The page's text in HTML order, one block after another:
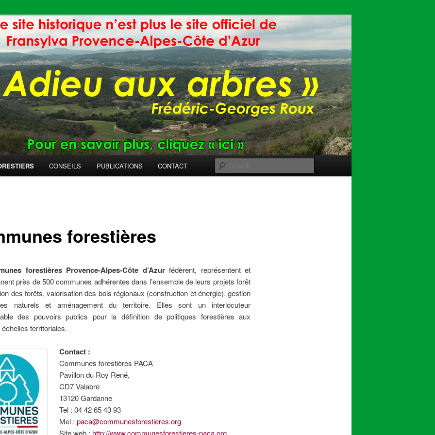
CONSEILS PUBLICATIONS CONTACT
forestières
forestières Provence-Alpes-Côte d’Azurfédèrent, représentent et
près de 500 communes adhérentes dans l’ensemble de leurs projets forêt
des forêts, valorisation des bois régionaux (construction et énergie), gestion
naturels et aménagement du territoire. Elles sont un interlocuteur
des pouvoirs publics pour la définition de politiques forestières aux
territoriales.
Contact :
Communes forestières PACA
Pavillon du Roy René,
CD7 Valabre
13120 Gardanne
Tel : 04 42 65 43 93
Mel :paca@communesforestieres.org